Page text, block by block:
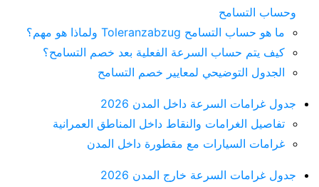
وحساب التسامح
ما هو حساب التسامح Toleranzabzug ولماذا هو مهم؟
كيف يتم حساب السرعة الفعلية بعد خصم التسامح؟
الجدول التوضيحي لمعايير خصم التسامح
جدول غرامات السرعة داخل المدن 2026
تفاصيل الغرامات والنقاط داخل المناطق العمرانية
غرامات السيارات مع مقطورة داخل المدن
جدول غرامات السرعة خارج المدن 2026